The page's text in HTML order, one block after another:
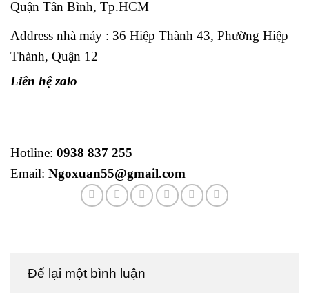
Quận Tân Bình, Tp.HCM
Address nhà máy : 36 Hiệp Thành 43, Phường Hiệp
Thành, Quận 12
Liên hệ zalo
Hotline: 0938 837 255
Email: Ngoxuan55@gmail.com
Để lại một bình luận